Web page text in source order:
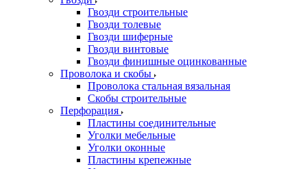
Гвозди строительные
Гвозди толевые
Гвозди шиферные
Гвозди винтовые
Гвозди финишные оцинкованные
Проволока и скобы
Проволока стальная вязальная
Скобы строительные
Перфорация
Пластины соединительные
Уголки мебельные
Уголки оконные
Пластины крепежные